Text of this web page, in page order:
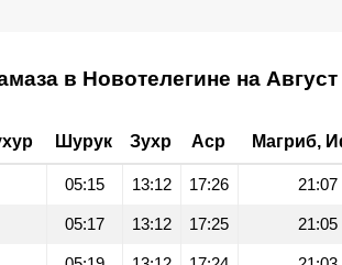
в Новотелегине на Август
Шурук Зухр Аср Магриб,
05:15 13:12 17:26 21:07
05:17 13:12 17:25 21:05